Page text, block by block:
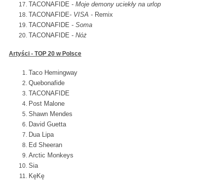
TACONAFIDE - Moje demony uciekły na urlop
TACONAFIDE- VISA - Remix
TACONAFIDE - Soma
TACONAFIDE - Nóż
Artyści - TOP 20 w Polsce
Taco Hemingway
Quebonafide
TACONAFIDE
Post Malone
Shawn Mendes
David Guetta
Dua Lipa
Ed Sheeran
Arctic Monkeys
Sia
KęKę